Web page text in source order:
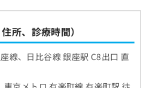
所、診療時間）
線、日比谷線 銀座駅 C8出口 直